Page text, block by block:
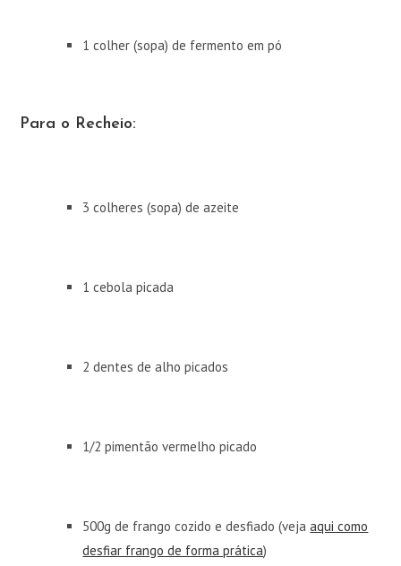
1 colher (sopa) de fermento em pó
Para o Recheio:
3 colheres (sopa) de azeite
1 cebola picada
2 dentes de alho picados
1/2 pimentão vermelho picado
500g de frango cozido e desfiado (vejaaqui como
desfiar frango de forma prática)